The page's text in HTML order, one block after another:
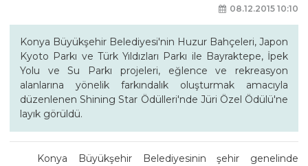
08.12.2015 10:10
Konya Büyükşehir Belediyesi'nin Huzur Bahçeleri, Japon
Kyoto Parkı ve Türk Yıldızları Parkı ile Bayraktepe, İpek
Yolu ve Su Parkı projeleri, eğlence ve rekreasyon
alanlarına yönelik farkındalık oluşturmak amacıyla
düzenlenen Shining Star Ödülleri'nde Jüri Özel Ödülü'ne
layık görüldü.
Konya Büyükşehir Belediyesinin şehir genelinde